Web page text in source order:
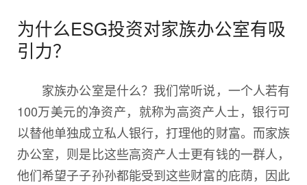
为什么ESG投资对家族办公室有吸
引力？
家族办公室是什么？我们常听说，一个人若有
100万美元的净资产，就称为高资产人士，银行可
以替他单独成立私人银行，打理他的财富。而家族
办公室，则是比这些高资产人士更有钱的一群人，
他们希望子子孙孙都能受到这些财富的庇荫，因此